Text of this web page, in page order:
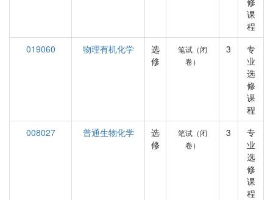
课
程
019060
物理有机化学
选
修
笔试（闭
卷）
3
专
业
选
修
课
程
008027
普通生物化学
选
修
笔试（闭
卷）
3
专
业
选
修
课
程